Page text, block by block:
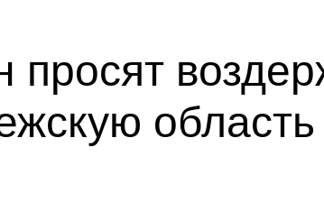
просят
область